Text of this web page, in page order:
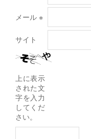
メール ※
サイト
上に表示
された文
字を入力
してくだ
さい。